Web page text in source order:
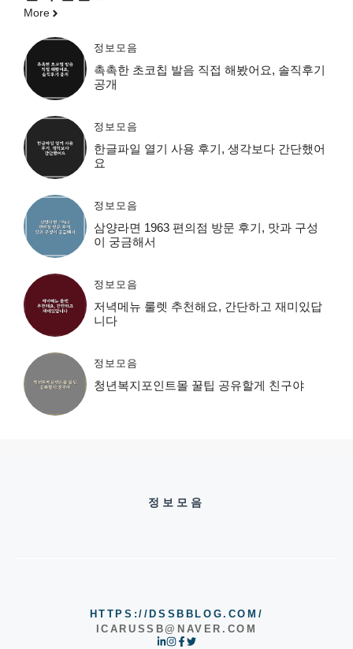
More
정보모음
촉촉한 초코칩 발음 직접 해봤어요, 솔직후기
공개
정보모음
한글파일 열기 사용 후기, 생각보다 간단했어
요
정보모음
삼양라면 1963 편의점 방문 후기, 맛과 구성
이 궁금해서
정보모음
저녁메뉴 룰렛 추천해요, 간단하고 재미있답
니다
정보모음
청년복지포인트몰 꿀팁 공유할게 친구야
정보모음
HTTPS://DSSBBLOG.COM/
ICARUSSB@NAVER.COM